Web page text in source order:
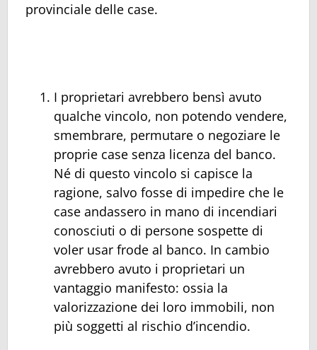
provinciale delle case.
I proprietari avrebbero bensì avuto
qualche vincolo, non potendo vendere,
smembrare, permutare o negoziare le
proprie case senza licenza del banco.
Né di questo vincolo si capisce la
ragione, salvo fosse di impedire che le
case andassero in mano di incendiari
conosciuti o di persone sospette di
voler usar frode al banco. In cambio
avrebbero avuto i proprietari un
vantaggio manifesto: ossia la
valorizzazione dei loro immobili, non
più soggetti al rischio d’incendio.